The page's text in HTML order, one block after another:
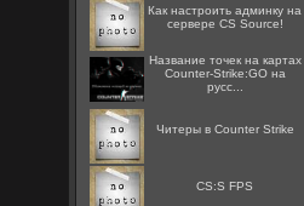
Как настроить админку на
сервере CS Source!
Название точек на картах
Counter-Strike:GO на
русс...
Читеры в Counter Strike
CS:S FPS